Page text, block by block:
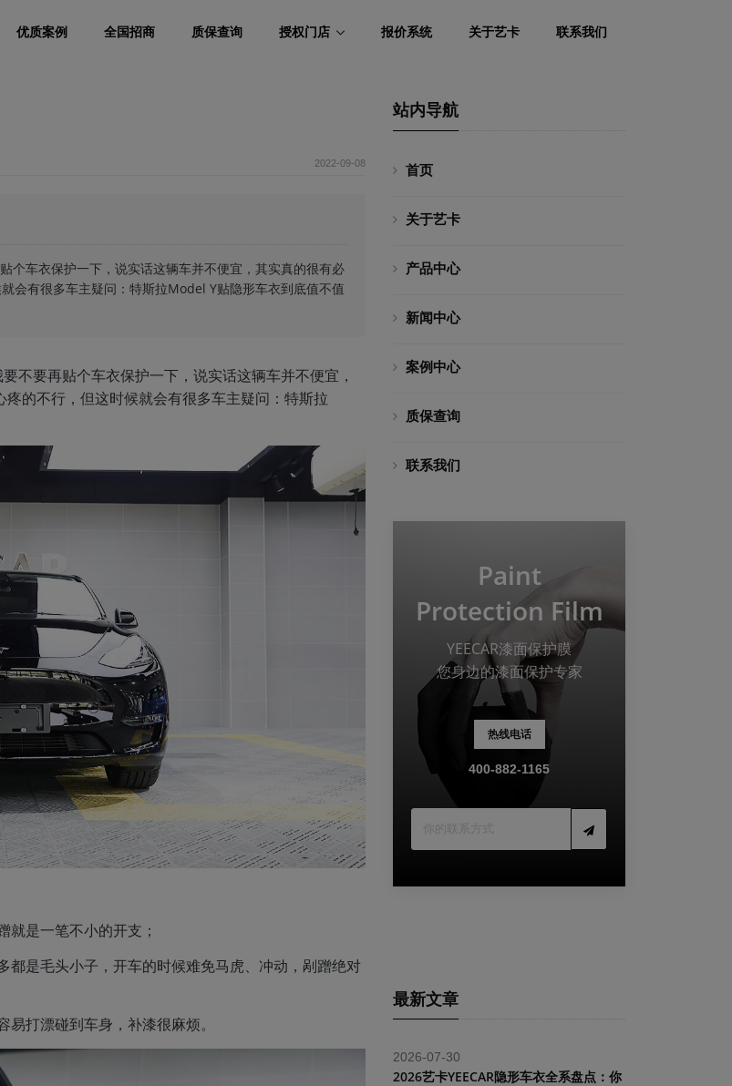
优质案例 全国招商 质保查询 授权门店 报价系统 关于艺卡 联系我们
2022-09-08
个车衣保护一下，说实话这辆车并不便宜，其实真的很有必
会有很多车主疑问：特斯拉Model Y贴隐形车衣到底值不值
不要再贴个车衣保护一下，说实话这辆车并不便宜，
的不行，但这时候就会有很多车主疑问：特斯拉
是一笔不小的开支；
是毛头小子，开车的时候难免马虎、冲动，剐蹭绝对
打漂碰到车身，补漆很麻烦。
站内导航
首页
关于艺卡
产品中心
新闻中心
案例中心
质保查询
联系我们
Paint
Protection Film
YEECAR漆面保护膜
您身边的漆面保护专家
热线电话
400-882-1165
最新文章
2026-07-30
2026艺卡YEECAR隐形车衣全系盘点：你